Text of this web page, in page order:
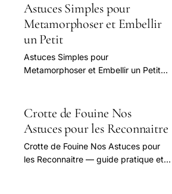
Astuces Simples pour
Metamorphoser et Embellir
un Petit
Astuces Simples pour
Metamorphoser et Embellir un Petit
question.
Crotte de Fouine Nos
Astuces pour les Reconnaitre
Crotte de Fouine Nos Astuces pour
les Reconnaitre — guide pratique et